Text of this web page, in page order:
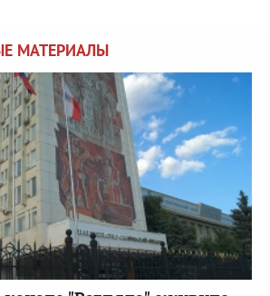
МАТЕРИАЛЫ